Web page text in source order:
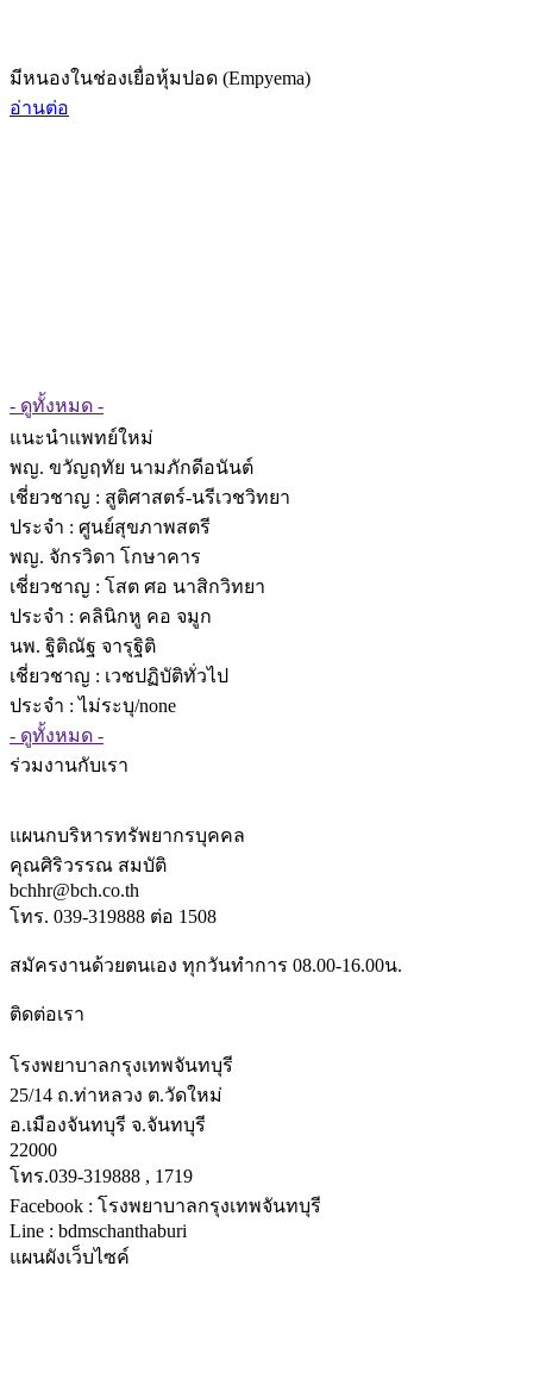
มีหนองในช่องเยื่อหุ้มปอด (Empyema)
อ่านต่อ
- ดูทั้งหมด -
แนะนำแพทย์ใหม่
พญ. ขวัญฤทัย นามภักดีอนันต์
เชี่ยวชาญ : สูติศาสตร์-นรีเวชวิทยา
ประจำ : ศูนย์สุขภาพสตรี
พญ. จักรวิดา โกษาคาร
เชี่ยวชาญ : โสต ศอ นาสิกวิทยา
ประจำ : คลินิกหู คอ จมูก
นพ. ฐิติณัฐ จารุฐิติ
เชี่ยวชาญ : เวชปฏิบัติทั่วไป
ประจำ : ไม่ระบุ/none
- ดูทั้งหมด -
ร่วมงานกับเรา
แผนกบริหารทรัพยากรบุคคล
คุณศิริวรรณ สมบัติ
bchhr@bch.co.th
โทร. 039-319888 ต่อ 1508
สมัครงานด้วยตนเอง ทุกวันทำการ 08.00-16.00น.
ติดต่อเรา
โรงพยาบาลกรุงเทพจันทบุรี
25/14 ถ.ท่าหลวง ต.วัดใหม่
อ.เมืองจันทบุรี จ.จันทบุรี
22000
โทร.039-319888 , 1719
Facebook : โรงพยาบาลกรุงเทพจันทบุรี
Line : bdmschanthaburi
แผนผังเว็บไซค์